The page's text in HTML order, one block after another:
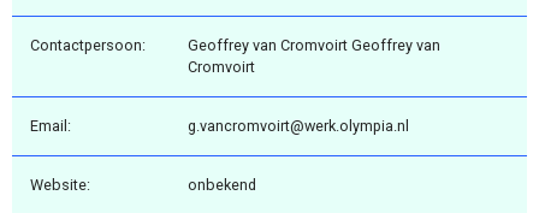
Contactpersoon:
Geoffrey van Cromvoirt Geoffrey van
Cromvoirt
Email: g.vancromvoirt@werk.olympia.nl
Website: onbekend